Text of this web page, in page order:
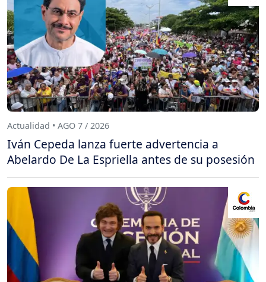
Actualidad • AGO 7 / 2026
Iván Cepeda lanza fuerte advertencia a
Abelardo De La Espriella antes de su posesión